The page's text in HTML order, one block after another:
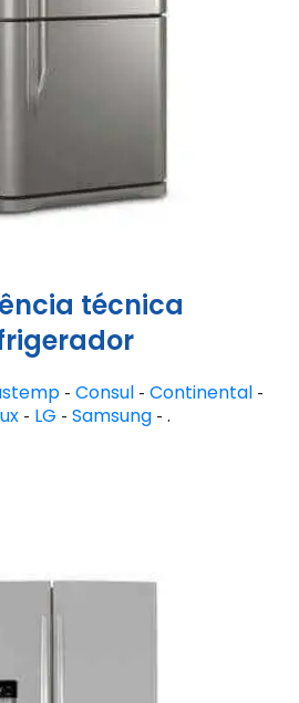
técnica
- Consul - Continental -
- LG - Samsung- .